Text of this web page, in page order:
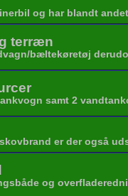
og har blandt
terræn
bæltekøretøj
samt 2
er der også
og